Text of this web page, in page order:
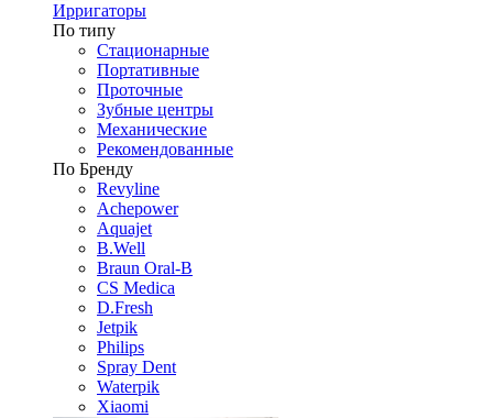
Ирригаторы
По типу
Стационарные
Портативные
Проточные
Зубные центры
Механические
Рекомендованные
По Бренду
Revyline
Achepower
Aquajet
B.Well
Braun Oral-B
CS Medica
D.Fresh
Jetpik
Philips
Spray Dent
Waterpik
Xiaomi